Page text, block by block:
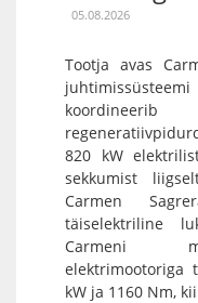
05.08.2026
Tootja avas
juhtimissüsteemi
820 kW
sekkumist
Carmen
täiselektriline
Carmeni
elektrimootoriga
kW ja 1160 Nm,